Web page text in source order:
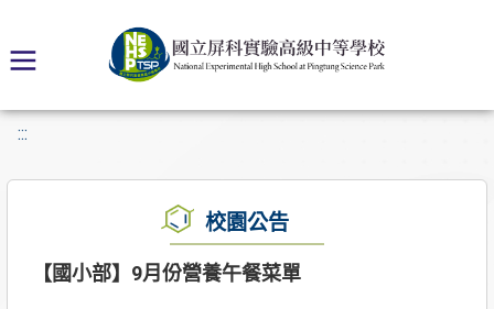
:::
校園公告
【國小部】9月份營養午餐菜單